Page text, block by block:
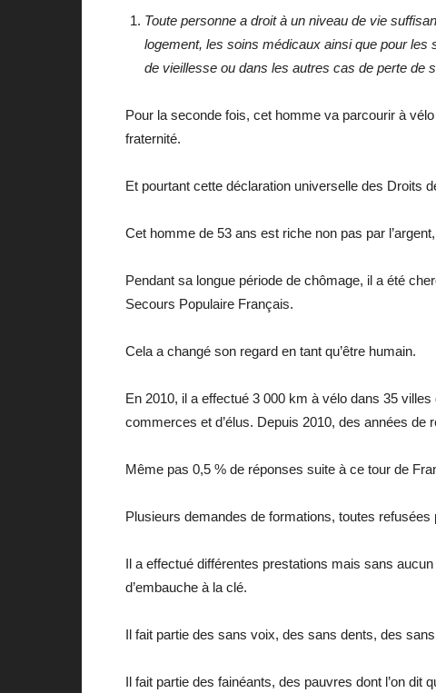
Toute personne a droit à un niveau de vie
logement, les soins médicaux ainsi que pour les
de vieillesse ou dans les autres cas de perte de
Pour la seconde fois, cet homme va parcourir à
fraternité.
Et pourtant cette déclaration universelle des Droits
Cet homme de 53 ans est riche non pas par
Pendant sa longue période de chômage, il a été
Secours Populaire Français.
Cela a changé son regard en tant qu’être humain.
En 2010, il a effectué 3 000 km à vélo dans 35
commerces et d’élus. Depuis 2010, des années de
Même pas 0,5 % de réponses suite à ce tour de
Plusieurs demandes de formations, toutes
Il a effectué différentes prestations mais sans
d’embauche à la clé.
Il fait partie des sans voix, des sans dents, des
Il fait partie des fainéants, des pauvres dont l’on dit